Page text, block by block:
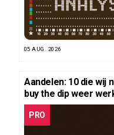
05 AUG. 2026
Aandelen: 10 die wij
buy the dip weer
PRO